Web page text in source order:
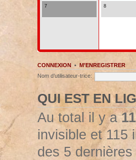
7 8
CONNEXION• M’ENREGISTRER
Nom d’utilisateur-trice:
QUI EST EN
Au total il y a
invisible et 115
des 5